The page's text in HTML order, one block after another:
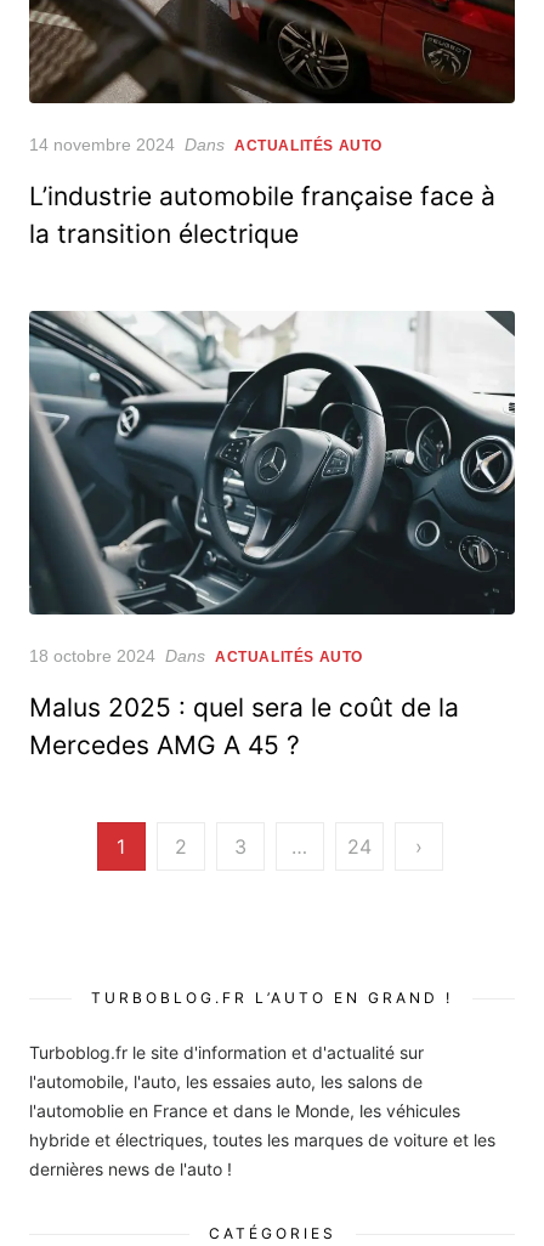
Posted
14 novembre 2024 Dans ACTUALITÉS AUTO
L’industrie automobile française face à
la transition électrique
Posted
18 octobre 2024 Dans ACTUALITÉS AUTO
Malus 2025 : quel sera le coût de la
Mercedes AMG A 45 ?
Pagination
1 2 3 … 24 ›
TURBOBLOG.FR L’AUTO EN GRAND !
Turboblog.fr le site d'information et d'actualité sur
l'automobile, l'auto, les essaies auto, les salons de
l'automoblie en France et dans le Monde, les véhicules
hybride et électriques, toutes les marques de voiture et les
dernières news de l'auto !
CATÉGORIES